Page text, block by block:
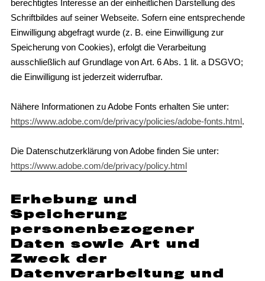
berechtigtes Interesse an der einheitlichen Darstellung des
Schriftbildes auf seiner Webseite. Sofern eine entsprechende
Einwilligung abgefragt wurde (z. B. eine Einwilligung zur
Speicherung von Cookies), erfolgt die Verarbeitung
ausschließlich auf Grundlage von Art. 6 Abs. 1 lit. a DSGVO;
die Einwilligung ist jederzeit widerrufbar.
Nähere Informationen zu Adobe Fonts erhalten Sie unter:
https://www.adobe.com/de/privacy/policies/adobe-fonts.html.
Die Datenschutzerklärung von Adobe finden Sie unter:
https://www.adobe.com/de/privacy/policy.html
Erhebung und
Speicherung
personenbezogener
Daten sowie Art und
Zweck der
Datenverarbeitung und